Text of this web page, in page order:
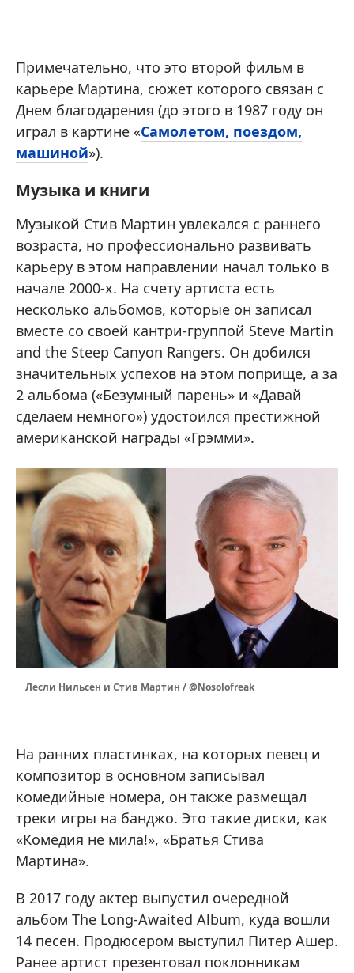
Примечательно, что это второй фильм в
карьере Мартина, сюжет которого связан с
Днем благодарения (до этого в 1987 году он
играл в картине «Самолетом, поездом,
машиной»).
Музыка и книги
Музыкой Стив Мартин увлекался с раннего
возраста, но профессионально развивать
карьеру в этом направлении начал только в
начале 2000-х. На счету артиста есть
несколько альбомов, которые он записал
вместе со своей кантри-группой Steve Martin
and the Steep Canyon Rangers. Он добился
значительных успехов на этом поприще, а за
2 альбома («Безумный парень» и «Давай
сделаем немного») удостоился престижной
американской награды «Грэмми».
Лесли Нильсен и Стив Мартин / @Nosolofreak
На ранних пластинках, на которых певец и
композитор в основном записывал
комедийные номера, он также размещал
треки игры на банджо. Это такие диски, как
«Комедия не мила!», «Братья Стива
Мартина».
В 2017 году актер выпустил очередной
альбом The Long-Awaited Album, куда вошли
14 песен. Продюсером выступил Питер Ашер.
Ранее артист презентовал поклонникам